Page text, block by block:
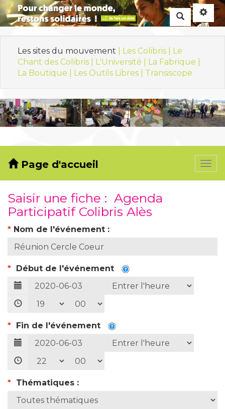
Rechercher
Les sites du mouvement | Les Colibris | Le
Chant des Colibris | L'Université | La Fabrique |
La Boutique | Les Outils Libres | Transiscope
Page d'accueil
Saisir une fiche : Agenda
Participatif Colibris Alès
* Nom de l'événement :
* Début de l'événement
* Fin de l'événement
* Thématiques :